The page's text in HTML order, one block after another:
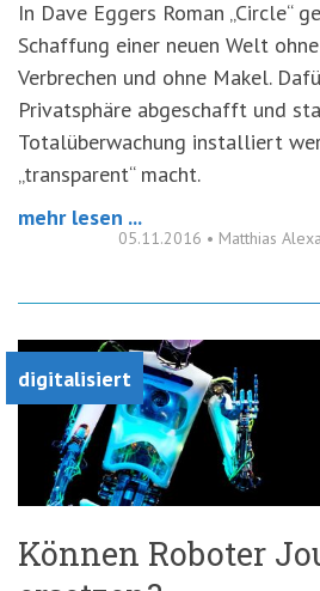
In Dave Eggers Roman „Circle“
Schaffung einer neuen Welt
Verbrechen und ohne Makel.
Privatsphäre abgeschafft und
Totalüberwachung installiert
„transparent“ macht.
mehr lesen ...
05.11.2016 • Matthias
digitalisiert
Können Roboter